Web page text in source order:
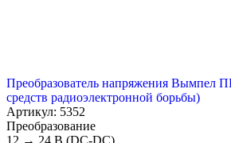
Преобразователь напряжения Вымпел
средств радиоэлектронной борьбы)
Артикул: 5352
Преобразование
12 → 24 B (DC-DC)